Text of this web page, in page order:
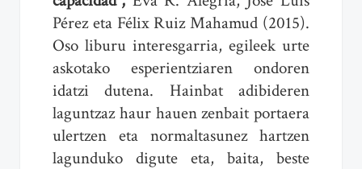
Pérez eta Félix Ruiz Mahamud (2015).
Oso liburu interesgarria, egileek urte
askotako esperientziaren ondoren
idatzi dutena. Hainbat adibideren
laguntzaz haur hauen zenbait portaera
ulertzen eta normaltasunez hartzen
lagunduko digute eta, baita, beste